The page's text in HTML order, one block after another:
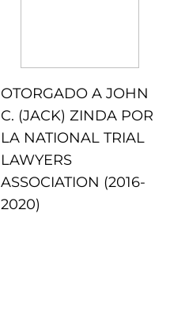
OTORGADO A JOHN
C. (JACK) ZINDA POR
LA NATIONAL TRIAL
LAWYERS
ASSOCIATION (2016-
2020)